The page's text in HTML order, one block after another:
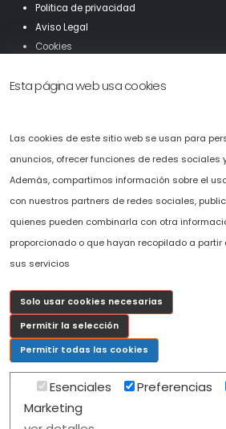
Politica de privacidad
Aviso Legal
Cookies
Accesibilidad
Solicítenos presupuesto sin compromiso.
Puede ponerse en contacto con nosotros
completando el fomulario de solicitud de
puesto a su disposición en la web.
cosmov@cosmov.es
Copyright 2026 COSMOV. |
Esta página web usa cookies
Las cookies de este sitio web se usan para
anuncios, ofrecer funciones de redes sociales
Además, compartimos información sobre el
con nuestros partners de redes sociales,
quienes pueden combinarla con otra
proporcionado o que hayan recopilado a
sus servicios
Solo usar cookies necesarias
Permitir la selección
Permitir todas las cookies
Esenciales Preferencias
Marketing